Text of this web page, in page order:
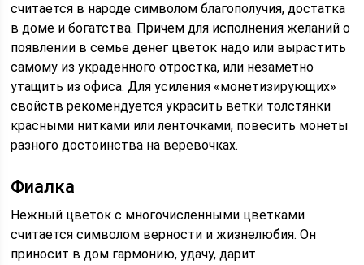
считается в народе символом благополучия, достатка
в доме и богатства. Причем для исполнения желаний о
появлении в семье денег цветок надо или вырастить
самому из украденного отростка, или незаметно
утащить из офиса. Для усиления «монетизирующих»
свойств рекомендуется украсить ветки толстянки
красными нитками или ленточками, повесить монеты
разного достоинства на веревочках.
Фиалка
Нежный цветок с многочисленными цветками
считается символом верности и жизнелюбия. Он
приносит в дом гармонию, удачу, дарит